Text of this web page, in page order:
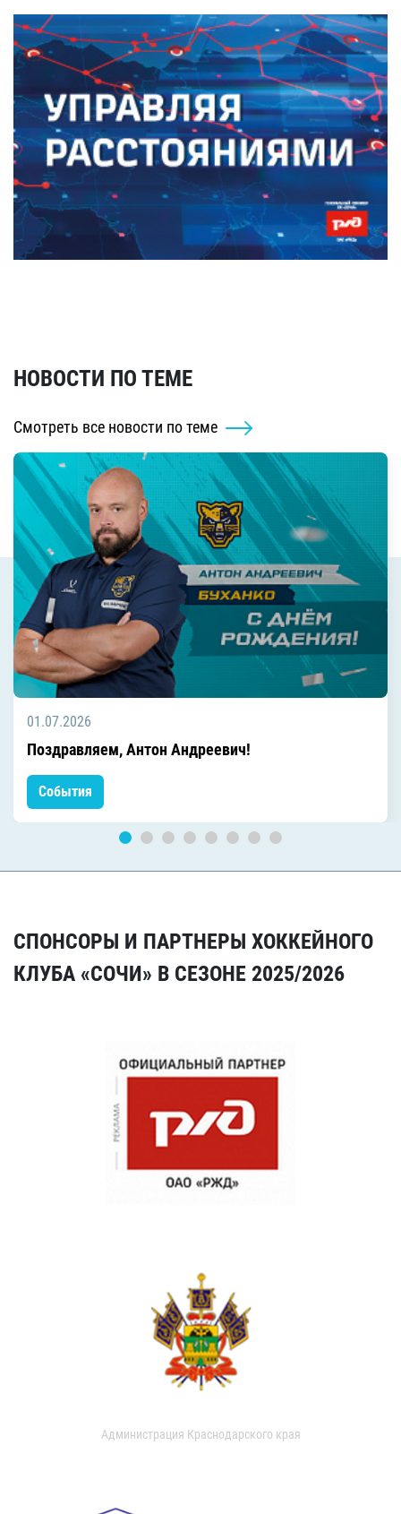
НОВОСТИ ПО ТЕМЕ
Смотреть все новости по теме
01.07.2026
Поздравляем, Антон Андреевич!
События
СПОНСОРЫ И ПАРТНЕРЫ ХОККЕЙНОГО
КЛУБА «СОЧИ» В СЕЗОНЕ 2025/2026
Администрация Краснодарского края